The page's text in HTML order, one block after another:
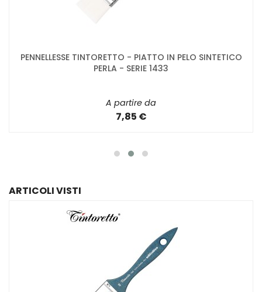
PENNELLESSE TINTORETTO - PIATTO IN PELO SINTETICO
PERLA - SERIE 1433
A partire da
7,85 €
ARTICOLI VISTI